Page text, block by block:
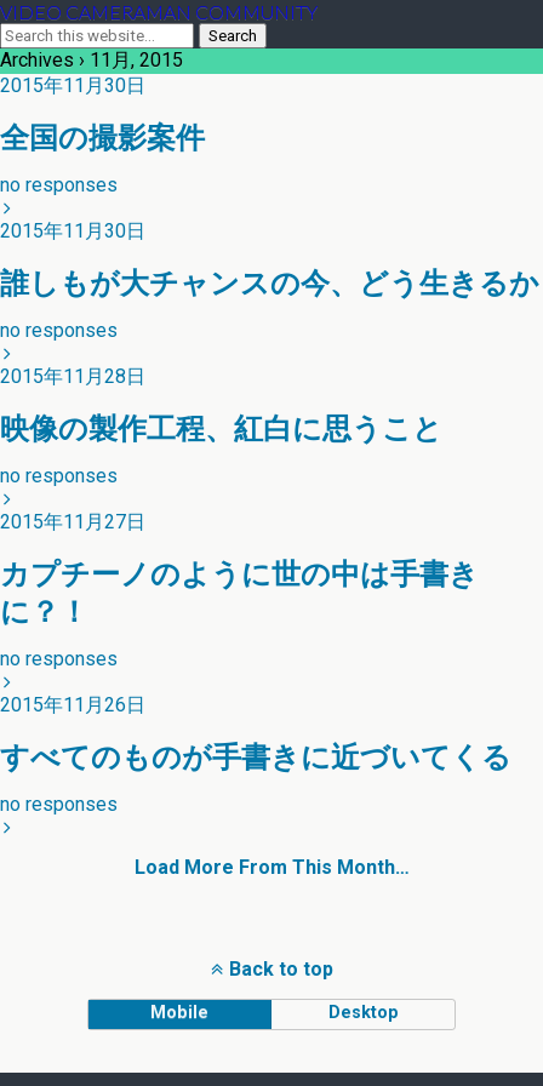
VIDEO CAMERAMAN COMMUNITY
Archives › 11月, 2015
2015年11月30日
全国の撮影案件
no responses
2015年11月30日
誰しもが大チャンスの今、どう生きるか
no responses
2015年11月28日
映像の製作工程、紅白に思うこと
no responses
2015年11月27日
カプチーノのように世の中は手書き
に？！
no responses
2015年11月26日
すべてのものが手書きに近づいてくる
no responses
Load More From This Month…
Back to top
Mobile Desktop